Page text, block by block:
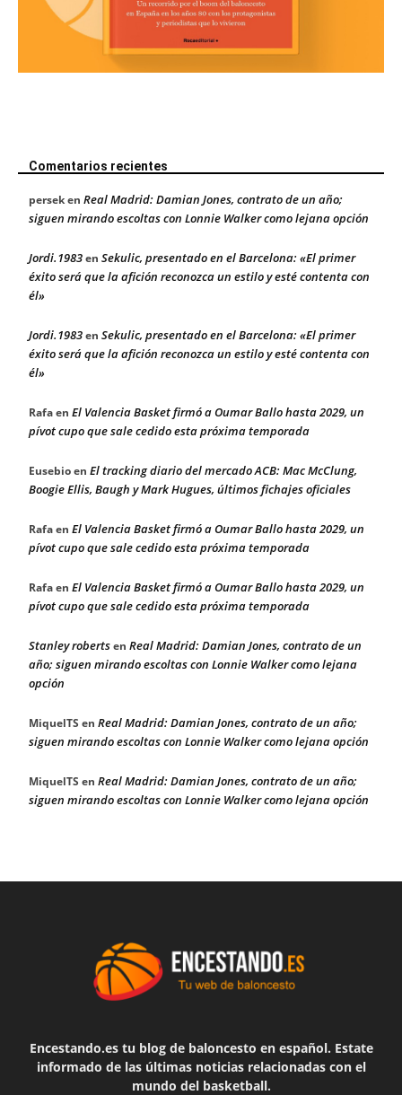
Comentarios recientes
perseken Real Madrid: Damian Jones, contrato de un año;
siguen mirando escoltas con Lonnie Walker como lejana opción
Jordi.1983en Sekulic, presentado en el Barcelona: «El primer
éxito será que la afición reconozca un estilo y esté contenta con
él»
Jordi.1983en Sekulic, presentado en el Barcelona: «El primer
éxito será que la afición reconozca un estilo y esté contenta con
él»
Rafaen El Valencia Basket firmó a Oumar Ballo hasta 2029, un
pívot cupo que sale cedido esta próxima temporada
Eusebioen El tracking diario del mercado ACB: Mac McClung,
Boogie Ellis, Baugh y Mark Hugues, últimos fichajes oficiales
Rafaen El Valencia Basket firmó a Oumar Ballo hasta 2029, un
pívot cupo que sale cedido esta próxima temporada
Rafaen El Valencia Basket firmó a Oumar Ballo hasta 2029, un
pívot cupo que sale cedido esta próxima temporada
Stanley robertsen Real Madrid: Damian Jones, contrato de un
año; siguen mirando escoltas con Lonnie Walker como lejana
opción
MiquelTS en Real Madrid: Damian Jones, contrato de un año;
siguen mirando escoltas con Lonnie Walker como lejana opción
MiquelTS en Real Madrid: Damian Jones, contrato de un año;
siguen mirando escoltas con Lonnie Walker como lejana opción
Encestando.es tu blog de baloncesto en español. Estate
informado de las últimas noticias relacionadas con el
mundo del basketball.